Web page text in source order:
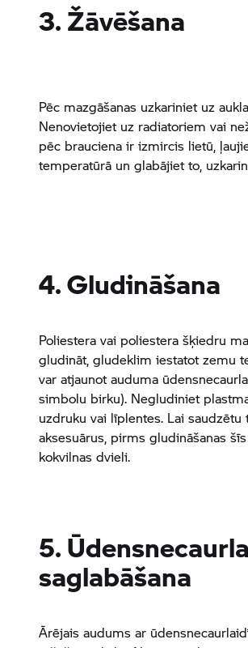
3. Žāvēšana
Pēc mazgāšanas uzkariniet uz
Nenovietojiet uz radiatoriem vai
pēc brauciena ir izmircis lietū,
temperatūrā un glabājiet to,
4. Gludināšana
Poliestera vai poliestera šķiedru
gludināt, gludeklim iestatot zemu
var atjaunot auduma
simbolu birku). Negludiniet
uzdruku vai līplentes. Lai saudzētu
aksesuārus, pirms gludināšanas
kokvilnas dvieli.
5.
saglabāšana
Ārējais audums ar